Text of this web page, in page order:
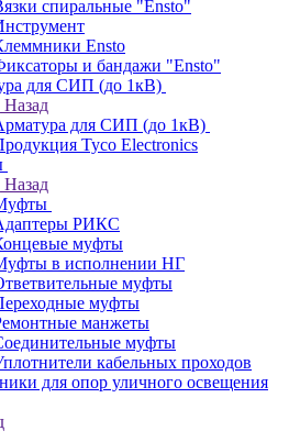
спиральные "Ensto"
Ensto
и бандажи "Ensto"
для СИП (до 1кВ)
Назад
для СИП (до 1кВ)
Tyco Electronics
Назад
РИКС
муфты
в исполнении НГ
муфты
муфты
манжеты
муфты
кабельных проходов
для опор уличного освещения